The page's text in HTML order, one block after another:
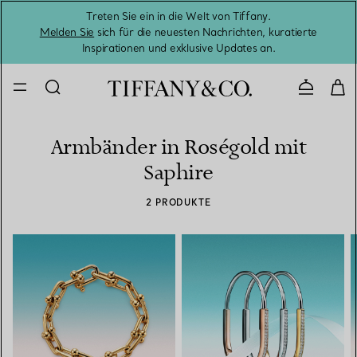
Treten Sie ein in die Welt von Tiffany.
Melden Sie sich für die neuesten Nachrichten, kuratierte
Inspirationen und exklusive Updates an.
Armbänder in Roségold mit
Saphire
2 PRODUKTE